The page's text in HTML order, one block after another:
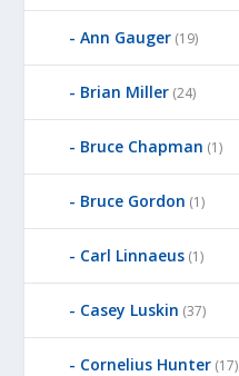
Ann Gauger (19)
Brian Miller (24)
Bruce Chapman (1)
Bruce Gordon (1)
Carl Linnaeus (1)
Casey Luskin (37)
Cornelius Hunter (17)